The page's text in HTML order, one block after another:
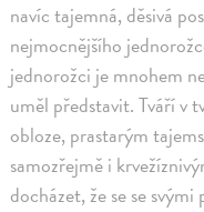
navíc tajemná, děsivá
nejmocnějšího
jednorožci je mnohem
uměl představit. Tváří v
obloze, prastarým
samozřejmě i
docházet, že se se